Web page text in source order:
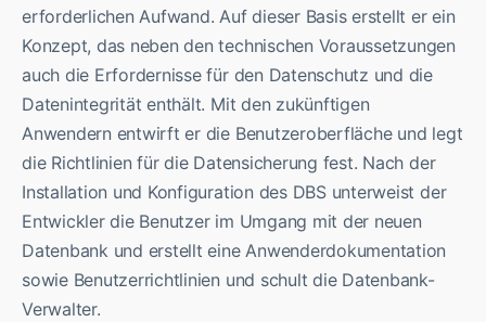
erforderlichen Aufwand. Auf dieser Basis erstellt er ein
Konzept, das neben den technischen Voraussetzungen
auch die Erfordernisse für den Datenschutz und die
Datenintegrität enthält. Mit den zukünftigen
Anwendern entwirft er die Benutzeroberfläche und legt
die Richtlinien für die Datensicherung fest. Nach der
Installation und Konfiguration des DBS unterweist der
Entwickler die Benutzer im Umgang mit der neuen
Datenbank und erstellt eine Anwenderdokumentation
sowie Benutzerrichtlinien und schult die Datenbank-
Verwalter.